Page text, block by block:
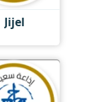
Jijel